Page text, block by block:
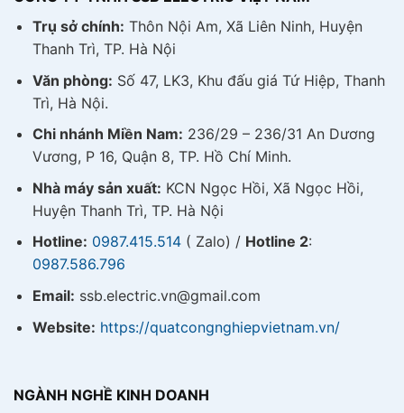
Trụ sở chính: Thôn Nội Am, Xã Liên Ninh, Huyện
Thanh Trì, TP. Hà Nội
Văn phòng: Số 47, LK3, Khu đấu giá Tứ Hiệp, Thanh
Trì, Hà Nội.
Chi nhánh Miền Nam: 236/29 – 236/31 An Dương
Vương, P 16, Quận 8, TP. Hồ Chí Minh.
Nhà máy sản xuất: KCN Ngọc Hồi, Xã Ngọc Hồi,
Huyện Thanh Trì, TP. Hà Nội
Hotline: 0987.415.514( Zalo) / Hotline 2:
0987.586.796
Email: ssb.electric.vn@gmail.com
Website: https://quatcongnghiepvietnam.vn/
NGÀNH NGHỀ KINH DOANH